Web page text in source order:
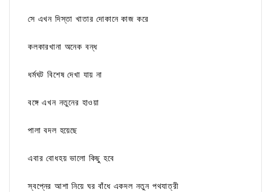
সে এখন দিস্তা খাতার দোকানে কাজ করে
কলকারখানা অনেক বন্ধ
ধর্মঘট বিশেষ দেখা যায় না
বঙ্গে এখন নতুনের হাওয়া
পালা বদল হয়েছে
এবার বোধহয় ভালো কিছু হবে
স্বপ্নের আশা নিয়ে ঘর বাঁধে একদল নতুন পথযাত্রী